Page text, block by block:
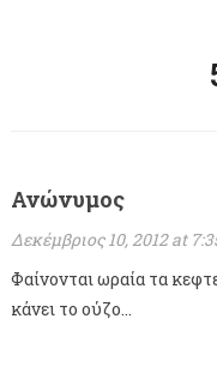
Ανώνυμος
Δεκέμβριος 10, 2012 at
Φαίνονται ωραία τα
κάνει το ούζο…